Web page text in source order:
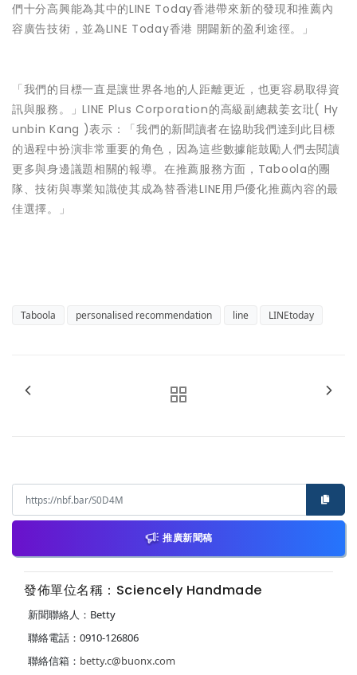
們十分高興能為其中的LINE Today香港帶來新的發現和推薦內
容廣告技術，並為LINE Today香港 開闢新的盈利途徑。」
「我們的目標一直是讓世界各地的人距離更近，也更容易取得資
訊與服務。」LINE Plus Corporation的高級副總裁姜玄玭( Hy
unbin Kang )表示：「我們的新聞讀者在協助我們達到此目標
的過程中扮演非常重要的角色，因為這些數據能鼓勵人們去閱讀
更多與身邊議題相關的報導。在推薦服務方面，Taboola的團
隊、技術與專業知識使其成為替香港LINE用戶優化推薦內容的最
佳選擇。」
Taboola personalised recommendation line LINEtoday
推廣新聞稿
發佈單位名稱：Sciencely Handmade
新聞聯絡人：Betty
聯絡電話：0910-126806
聯絡信箱： betty.c@buonx.com